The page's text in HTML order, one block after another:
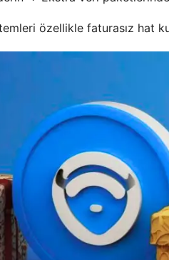
özellikle faturasız hat